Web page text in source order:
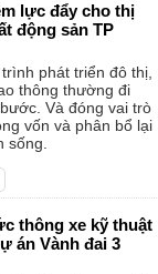
lực đẩy cho thị
động sản TP
phát triển đô thị,
thông thường đi
Và đóng vai trò
vốn và phân bổ lại
sống.
thông xe kỹ thuật
án Vành đai 3